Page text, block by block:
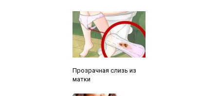
Прозрачная слизь из
матки